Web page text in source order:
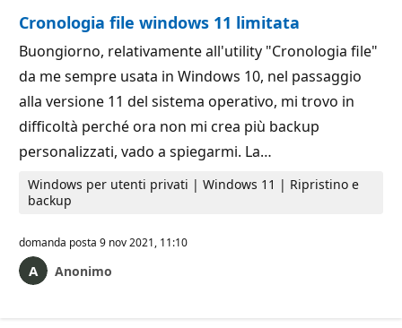
Cronologia file windows 11 limitata
Buongiorno, relativamente all'utility "Cronologia file"
da me sempre usata in Windows 10, nel passaggio
alla versione 11 del sistema operativo, mi trovo in
difficoltà perché ora non mi crea più backup
personalizzati, vado a spiegarmi. La…
Windows per utenti privati | Windows 11 | Ripristino e
backup
domanda posta 9 nov 2021, 11:10
Anonimo